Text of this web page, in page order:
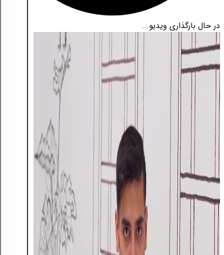
در حال بارگذاری ویدیو...